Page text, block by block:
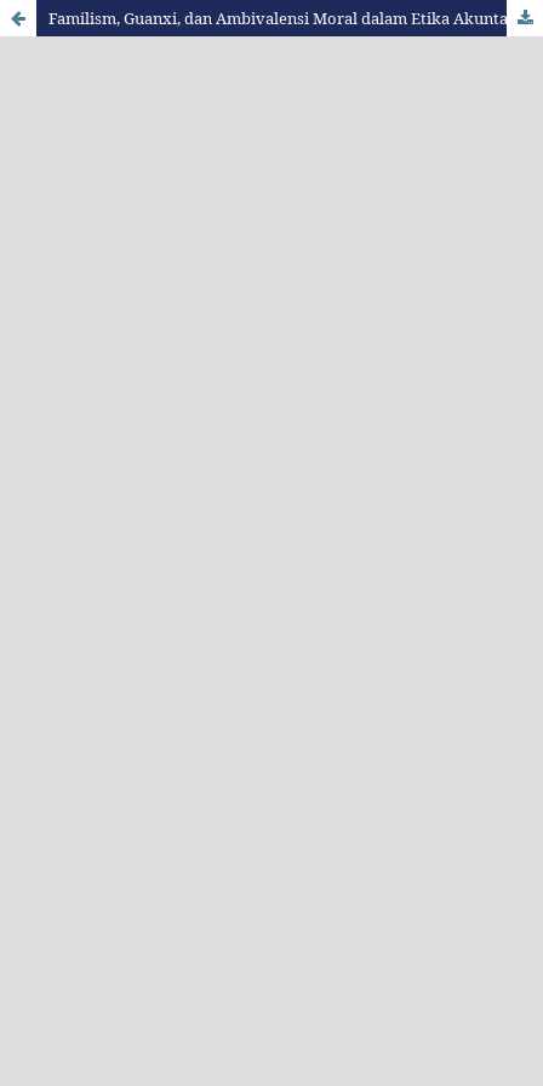
Familism, Guanxi, dan Ambivalensi Moral dalam Etika Akuntansi: Studi Kritis dari Riau, Indonesia